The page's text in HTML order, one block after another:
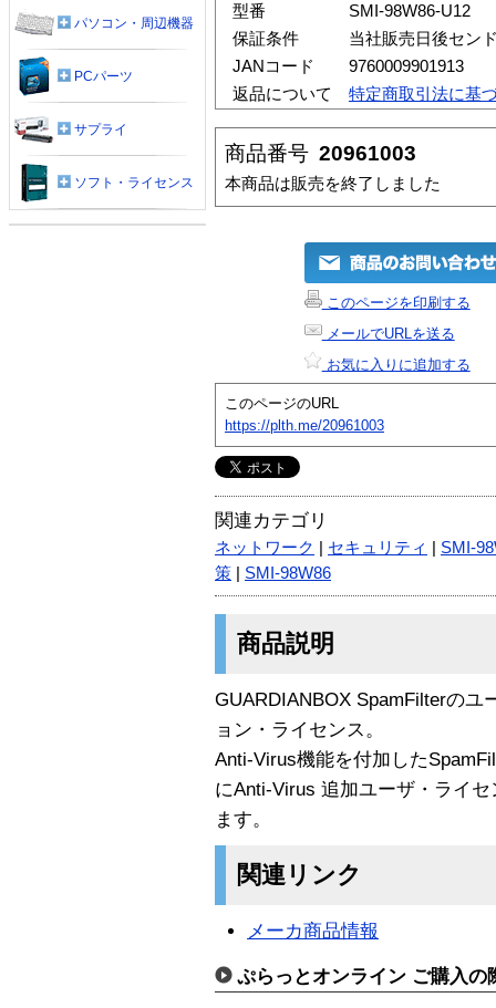
型番
SMI-98W86-U12
保証条件
当社販売日後セン
JANコード
9760009901913
返品について
特定商取引法に基
商品番号 20961003
本商品は販売を終了しました
このページを印刷する
メールでURLを送る
お気に入りに追加する
このページのURL
https://plth.me/20961003
関連カテゴリ
ネットワーク セキュリティ
SMI-
策
SMI-98W86
商品説明
GUARDIANBOX SpamFilterのユ
ョン・ライセンス。
Anti-Virus機能を付加した
にAnti-Virus 追加ユーザ・ライ
ます。
関連リンク
メーカ商品情報
ぷらっとオンライン ご購入の
パソコン・周辺機器
PCパーツ
サプライ
ソフト・ライセンス